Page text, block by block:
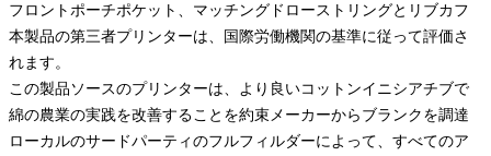
フロントポーチポケット、マッチングドローストリングとリブカフ
本製品の第三者プリンターは、国際労働機関の基準に従って評価さ
れます。
この製品ソースのプリンターは、より良いコットンイニシアチブで
綿の農業の実践を改善することを約束メーカーからブランクを調達
ローカルのサードパーティのフルフィルダーによって、すべてのア